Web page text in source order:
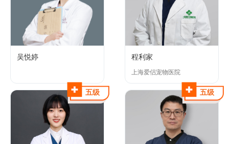
吴悦婷 程利家
上海爱侣宠物医院
五级 五级